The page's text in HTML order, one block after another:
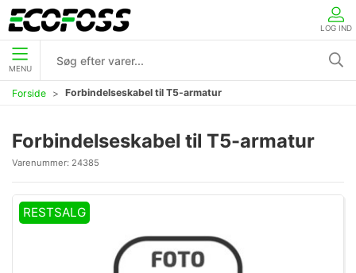
LOG IND
MENU
Forside Forbindelseskabel til T5-armatur
Forbindelseskabel til T5-armatur
Varenummer: 24385
RESTSALG